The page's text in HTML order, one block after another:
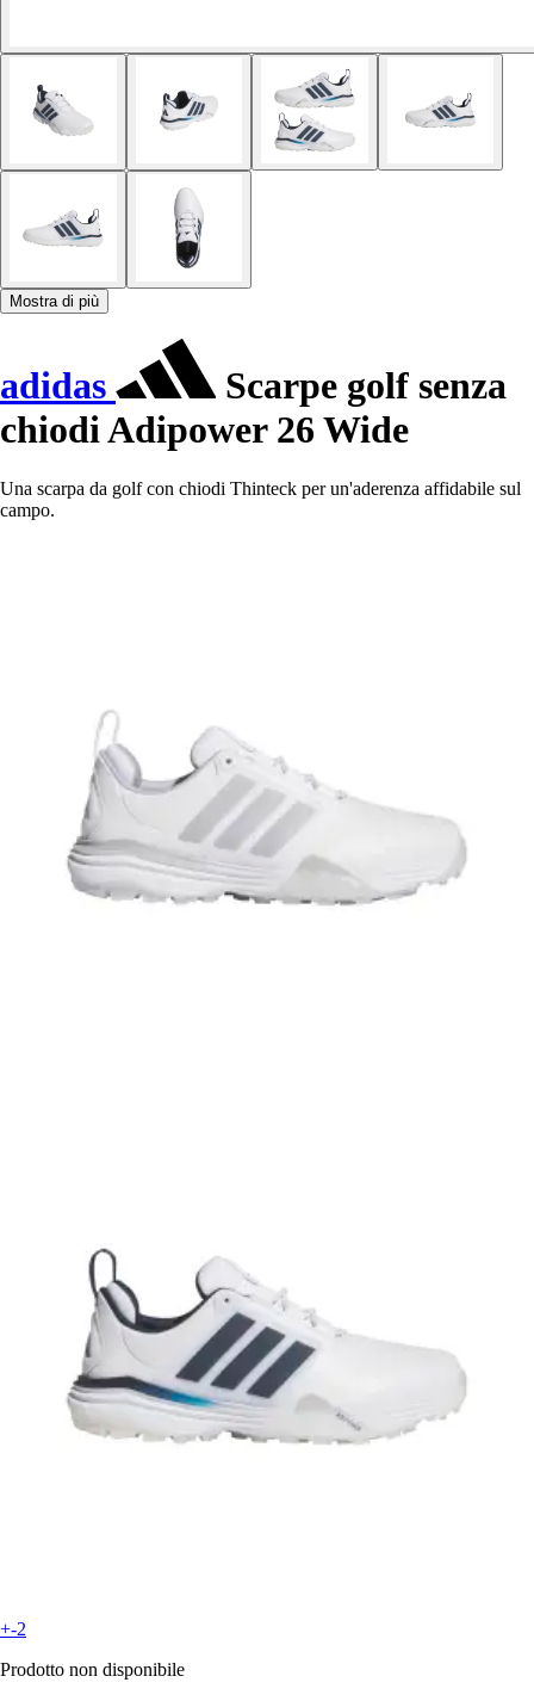
Mostra di più
adidas
Scarpe golf senza
chiodi Adipower 26 Wide
Una scarpa da golf con chiodi Thinteck per un'aderenza affidabile sul
campo.
+-2
Prodotto non disponibile